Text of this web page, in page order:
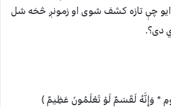
چې تازه کشف شوی او زمونږ څخه شل
دی؟.
* وَإِنَّهُ لَقَسَمٌ لَوْ تَعْلَمُونَ عَظِيمٌ ﴾